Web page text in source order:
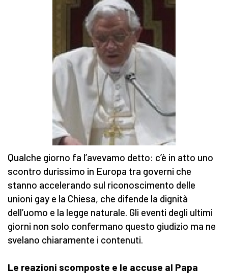
Qualche giorno fa l’avevamo detto: c’è in atto uno
scontro durissimo in Europa tra governi che
stanno accelerando sul riconoscimento delle
unioni gay e la Chiesa, che difende la dignità
dell’uomo e la legge naturale. Gli eventi degli ultimi
giorni non solo confermano questo giudizio ma ne
svelano chiaramente i contenuti.
Le reazioni scomposte e le accuse al Papa